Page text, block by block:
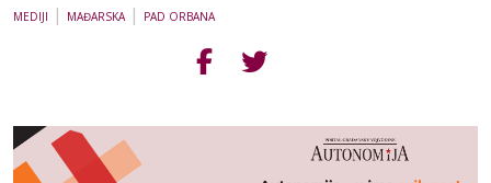
MEDIJI | MAĐARSKA| PAD ORBANA